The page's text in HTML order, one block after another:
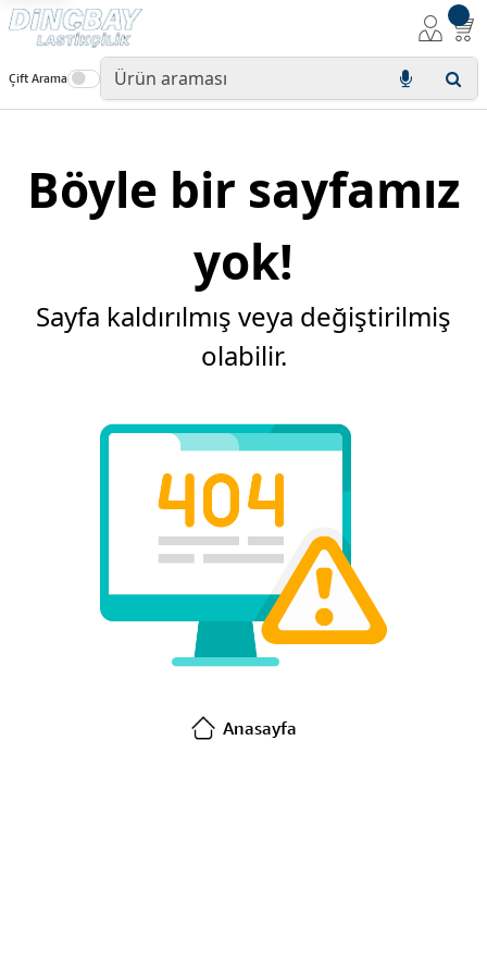
Çift Arama
Böyle bir sayfamız
yok!
Sayfa kaldırılmış veya değiştirilmiş
olabilir.
Anasayfa